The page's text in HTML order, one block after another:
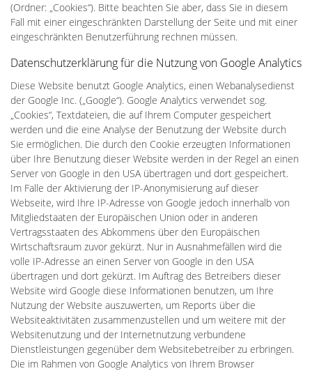
(Ordner: „Cookies“). Bitte beachten Sie aber, dass Sie in diesem
Fall mit einer eingeschränkten Darstellung der Seite und mit einer
eingeschränkten Benutzerführung rechnen müssen.
Datenschutzerklärung für die Nutzung von Google Analytics
Diese Website benutzt Google Analytics, einen Webanalysedienst
der Google Inc. („Google“). Google Analytics verwendet sog.
„Cookies“, Textdateien, die auf Ihrem Computer gespeichert
werden und die eine Analyse der Benutzung der Website durch
Sie ermöglichen. Die durch den Cookie erzeugten Informationen
über Ihre Benutzung dieser Website werden in der Regel an einen
Server von Google in den USA übertragen und dort gespeichert.
Im Falle der Aktivierung der IP-Anonymisierung auf dieser
Webseite, wird Ihre IP-Adresse von Google jedoch innerhalb von
Mitgliedstaaten der Europäischen Union oder in anderen
Vertragsstaaten des Abkommens über den Europäischen
Wirtschaftsraum zuvor gekürzt. Nur in Ausnahmefällen wird die
volle IP-Adresse an einen Server von Google in den USA
übertragen und dort gekürzt. Im Auftrag des Betreibers dieser
Website wird Google diese Informationen benutzen, um Ihre
Nutzung der Website auszuwerten, um Reports über die
Websiteaktivitäten zusammenzustellen und um weitere mit der
Websitenutzung und der Internetnutzung verbundene
Dienstleistungen gegenüber dem Websitebetreiber zu erbringen.
Die im Rahmen von Google Analytics von Ihrem Browser